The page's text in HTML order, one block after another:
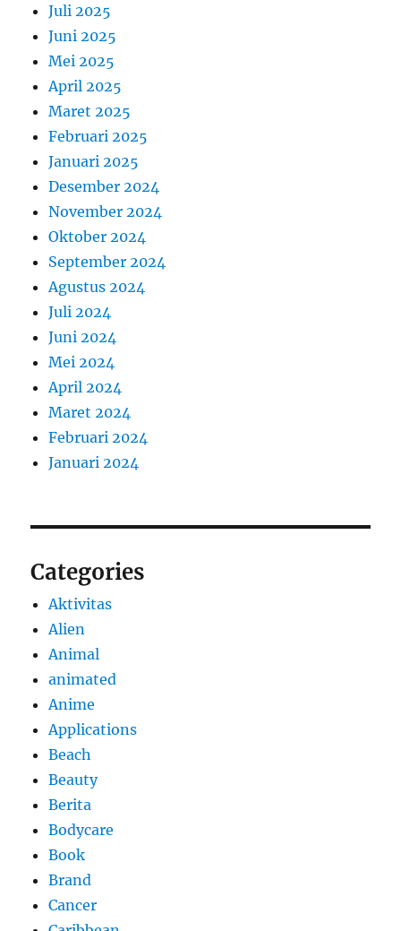
Juli 2025
Juni 2025
Mei 2025
April 2025
Maret 2025
Februari 2025
Januari 2025
Desember 2024
November 2024
Oktober 2024
September 2024
Agustus 2024
Juli 2024
Juni 2024
Mei 2024
April 2024
Maret 2024
Februari 2024
Januari 2024
Categories
Aktivitas
Alien
Animal
animated
Anime
Applications
Beach
Beauty
Berita
Bodycare
Book
Brand
Cancer